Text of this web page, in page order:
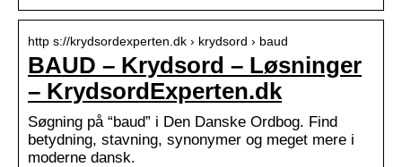
http s://krydsordexperten.dk › krydsord › baud
BAUD – Krydsord – Løsninger
– KrydsordExperten.dk
Søgning på “baud” i Den Danske Ordbog. Find
betydning, stavning, synonymer og meget mere i
moderne dansk.